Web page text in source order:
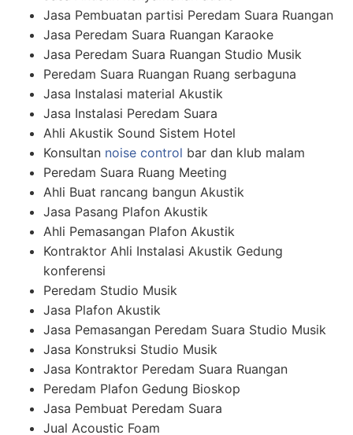
Jasa Pembuatan partisi Peredam Suara Ruangan
Jasa Peredam Suara Ruangan Karaoke
Jasa Peredam Suara Ruangan Studio Musik
Peredam Suara Ruangan Ruang serbaguna
Jasa Instalasi material Akustik
Jasa Instalasi Peredam Suara
Ahli Akustik Sound Sistem Hotel
Konsultan noise control bar dan klub malam
Peredam Suara Ruang Meeting
Ahli Buat rancang bangun Akustik
Jasa Pasang Plafon Akustik
Ahli Pemasangan Plafon Akustik
Kontraktor Ahli Instalasi Akustik Gedung
konferensi
Peredam Studio Musik
Jasa Plafon Akustik
Jasa Pemasangan Peredam Suara Studio Musik
Jasa Konstruksi Studio Musik
Jasa Kontraktor Peredam Suara Ruangan
Peredam Plafon Gedung Bioskop
Jasa Pembuat Peredam Suara
Jual Acoustic Foam